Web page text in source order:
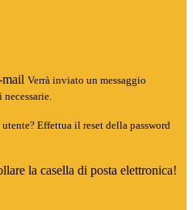
Verrà inviato un messaggio
Effettua il reset della password
la casella di posta elettronica!